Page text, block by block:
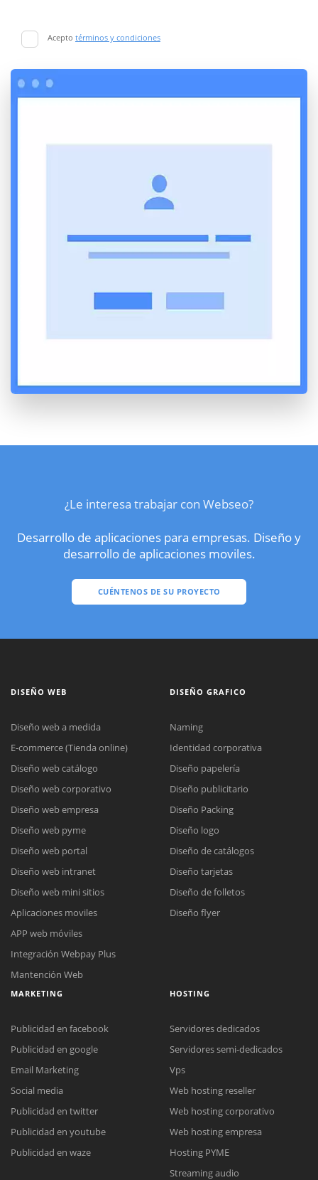
Acepto términos y condiciones
¿Le interesa trabajar con Webseo?
Desarrollo de aplicaciones para empresas. Diseño y
desarrollo de aplicaciones moviles.
CUÉNTENOS DE SU PROYECTO
Reunión online
Nuestros ejecutivos le enviarán un correo electrónico con el enlace a
Meet para la reunión online.
Cotización
Todos nuestros ejecutivos están fuera de línea. Complete el formulario
DISEÑO WEB
Diseño web a medida
E-commerce (Tienda online)
Diseño web catálogo
Diseño web corporativo
Diseño web empresa
Diseño web pyme
Diseño web portal
Diseño web intranet
Diseño web mini sitios
Aplicaciones moviles
APP web móviles
Integración Webpay Plus
Mantención Web
DISEÑO GRAFICO
Naming
Identidad corporativa
Diseño papelería
Diseño publicitario
Diseño Packing
Diseño logo
Diseño de catálogos
Diseño tarjetas
Diseño de folletos
Diseño flyer
MARKETING
Publicidad en facebook
Publicidad en google
Email Marketing
Social media
Publicidad en twitter
Publicidad en youtube
Publicidad en waze
HOSTING
Servidores dedicados
Servidores semi-dedicados
Vps
Web hosting reseller
Web hosting corporativo
Web hosting empresa
Hosting PYME
Streaming audio